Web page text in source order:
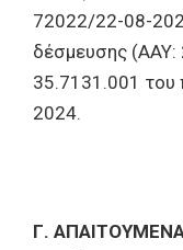
72022/22-08-
δέσμευσης
35.7131.001 του
2024.
Γ.